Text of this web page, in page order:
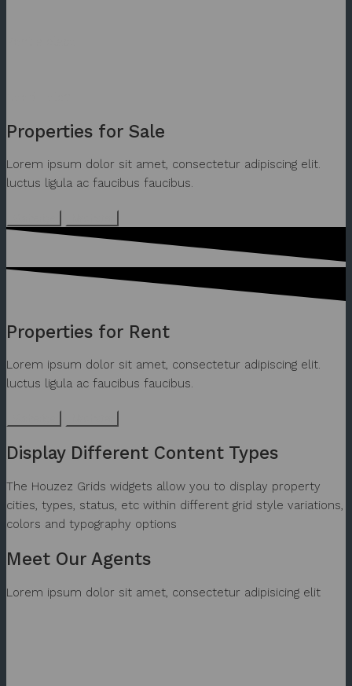
Properties for Sale
Lorem ipsum dolor sit amet, consectetur adipiscing elit.
luctus ligula ac faucibus faucibus.
Properties for Rent
Lorem ipsum dolor sit amet, consectetur adipiscing elit.
luctus ligula ac faucibus faucibus.
Display Different Content Types
The Houzez Grids widgets allow you to display property
cities, types, status, etc within different grid style variations,
colors and typography options
Meet Our Agents
Lorem ipsum dolor sit amet, consectetur adipisicing elit